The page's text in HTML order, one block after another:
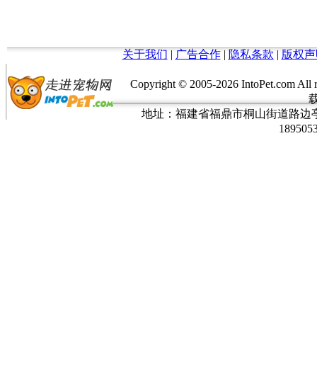
关于我们 | 广告合作| 隐私条款 | 版权
Copyright © 2005-2026 IntoPet.com
地址：福建省福鼎市桐山街道路边